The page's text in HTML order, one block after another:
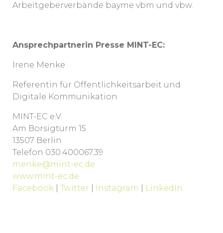
Arbeitgeberverbände bayme vbm und vbw.
Ansprechpartnerin Presse MINT-EC:
Irene Menke
Referentin für Öffentlichkeitsarbeit und
Digitale Kommunikation
MINT-EC e.V.
Am Borsigturm 15
13507 Berlin
Telefon 030.400067.39
menke@mint-ec.de
www.mint-ec.de
Facebook
Twitter Instagram LinkedIn